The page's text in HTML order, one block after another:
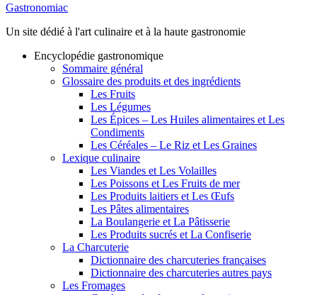
Gastronomiac
Un site dédié à l'art culinaire et à la haute gastronomie
Encyclopédie gastronomique
Sommaire général
Glossaire des produits et des ingrédients
Les Fruits
Les Légumes
Les Épices – Les Huiles alimentaires et Les
Condiments
Les Céréales – Le Riz et Les Graines
Lexique culinaire
Les Viandes et Les Volailles
Les Poissons et Les Fruits de mer
Les Produits laitiers et Les Œufs
Les Pâtes alimentaires
La Boulangerie et La Pâtisserie
Les Produits sucrés et La Confiserie
La Charcuterie
Dictionnaire des charcuteries françaises
Dictionnaire des charcuteries autres pays
Les Fromages